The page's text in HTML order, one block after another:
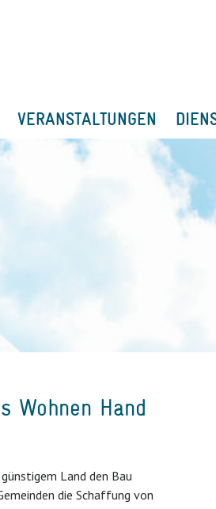
VERANSTALTUNGEN
Wohnen Hand
Land den Bau
die Schaffung von